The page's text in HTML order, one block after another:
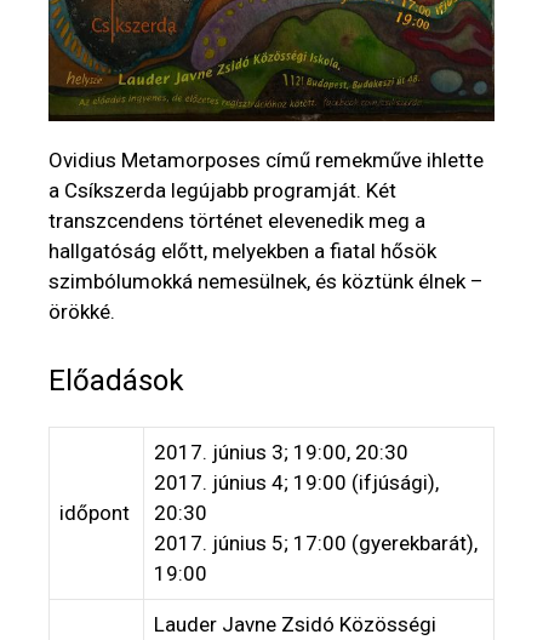
Ovidius Metamorposes című remekműve ihlette
a Csíkszerda legújabb programját. Két
transzcendens történet elevenedik meg a
hallgatóság előtt, melyekben a fiatal hősök
szimbólumokká nemesülnek, és köztünk élnek –
örökké.
Előadások
időpont
2017. június 3; 19:00, 20:30
2017. június 4; 19:00 (ifjúsági),
20:30
2017. június 5; 17:00 (gyerekbarát),
19:00
Lauder Javne Zsidó Közösségi